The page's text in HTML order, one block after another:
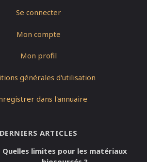
Se connecter
Mon compte
Mon profil
générales d'utilisation
dans l'annuaire
DERNIERS ARTICLES
Quelles limites pour les matériaux